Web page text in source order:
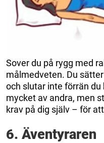
Sover du på rygg med
målmedveten. Du
och slutar inte förrän
mycket av andra, men
krav på dig själv – för
6. Äventyraren